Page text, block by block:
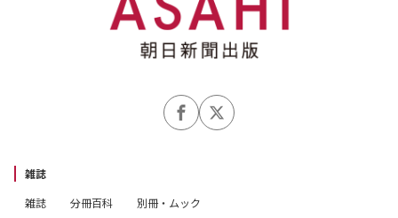
★史上初（3） クイズを科学する
繊細な言語を相手取りつつ、自身のコンディションと向き
合うクイズプレーヤー。早押しクイズは、勝負の全体像と
「クイズ王は、なぜ高速で答えに辿り着き、ボタンを早く
押せるのか？」「そもそも『答えが分かる』とは何なの
か？」の考察は、とどまることを知らず深みへと進んでい
く。認知科学的視点すらも参照しながら思考の深遠を目指
し、クイズ文化をさらなる発展へいざなう。
雑誌
雑誌
分冊百科 別冊・ムック